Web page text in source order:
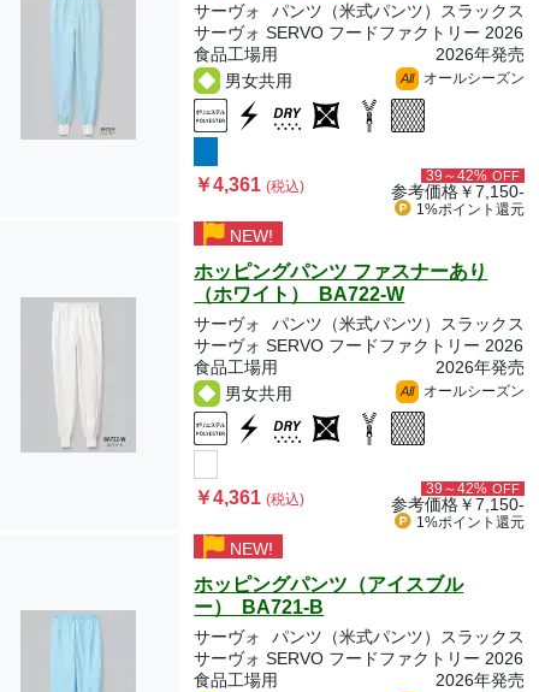
サーヴォ
パンツ（米式パンツ）スラックス
サーヴォ SERVO フードファクトリー 2026
食品工場用
2026年発売
男女共用
All オールシーズン
￥4,361(税込)
39～42% OFF
参考価格￥7,150-
1%ポイント 還元
NEW!
ホッピングパンツ ファスナーあり
（ホワイト） BA722-W
サーヴォ
パンツ（米式パンツ）スラックス
サーヴォ SERVO フードファクトリー 2026
食品工場用
2026年発売
男女共用
All オールシーズン
￥4,361(税込)
39～42% OFF
参考価格￥7,150-
1%ポイント 還元
NEW!
ホッピングパンツ（アイスブル
ー） BA721-B
サーヴォ
パンツ（米式パンツ）スラックス
サーヴォ SERVO フードファクトリー 2026
食品工場用
2026年発売